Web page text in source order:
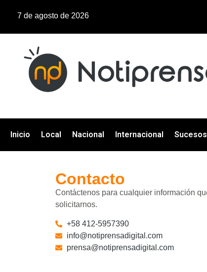
7 de agosto de 2026
Inicio Local Nacional Internacional Sucesos
Contacto
Contáctenos para cualquier información
solicitarnos.
+58 412-5957390
info@notiprensadigital.com
prensa@notiprensadigital.com